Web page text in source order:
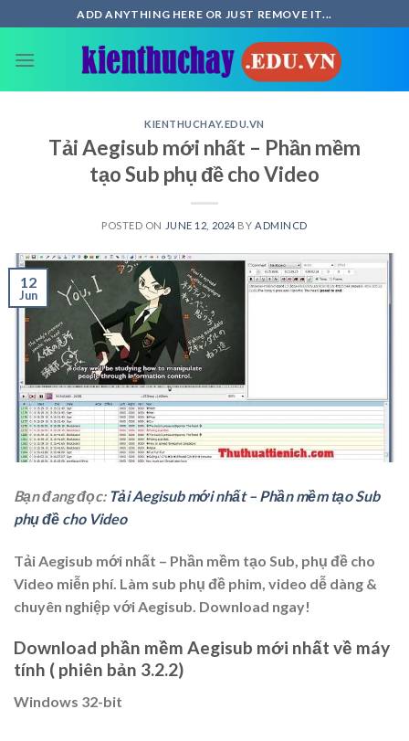
to
content
ADD ANYTHING HERE OR JUST REMOVE IT...
KIENTHUCHAY.EDU.VN
Tải Aegisub mới nhất – Phần mềm
tạo Sub phụ đề cho Video
POSTED ON JUNE 12, 2024 BY ADMINCD
12
Jun
Bạn đang đọc: Tải Aegisub mới nhất – Phần mềm tạo Sub
phụ đề cho Video
Tải Aegisub mới nhất – Phần mềm tạo Sub, phụ đề cho
Video miễn phí. Làm sub phụ đề phim, video dễ dàng &
chuyên nghiệp với Aegisub. Download ngay!
Download phần mềm Aegisub mới nhất về máy
tính ( phiên bản 3.2.2)
Windows 32-bit